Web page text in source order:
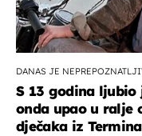
DANAS JE
S 13 godina ljubio
onda upao u ralje
dječaka iz